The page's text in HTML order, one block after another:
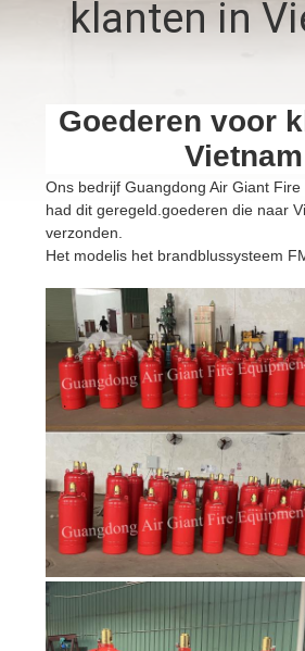
DOWNLOADEN
VERZOEK
OM EEN
CITAAT
SITEMAP
PRIVACY
POLICY
klanten in
Goederen voor
Vietnam
Ons bedrijf Guangdong Air Giant
had dit geregeld. goederen die naar
verzonden
Het modelis het brandblussysteem